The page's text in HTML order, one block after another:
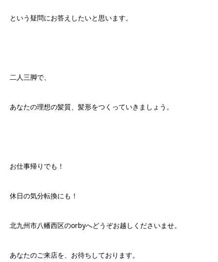
という疑問にお答えしたいと思います。
二人三脚で、
あなたの理想の髪質、髪形をつくっていきましょう。
お仕事帰りでも！
休日の気分転換にも！
北九州市八幡西区のorbyへどうぞお越しくださいませ。
あなたのご来店を、お待ちしております。